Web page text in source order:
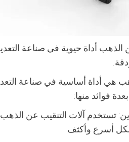
عن الذهب أداة حيوية في صناعة
هي أداة أساسية في صناعة
فوائد منها:
تستخدم آلات التنقيب عن
أسرع وأكثف.